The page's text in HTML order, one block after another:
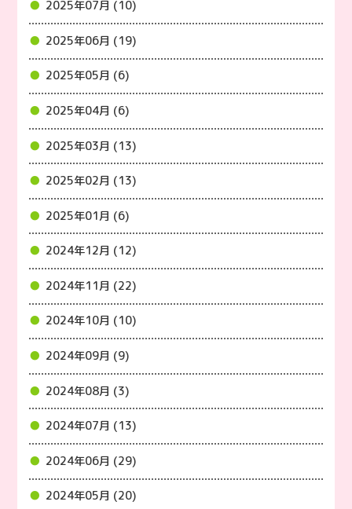
2025年07月 (10)
2025年06月 (19)
2025年05月 (6)
2025年04月 (6)
2025年03月 (13)
2025年02月 (13)
2025年01月 (6)
2024年12月 (12)
2024年11月 (22)
2024年10月 (10)
2024年09月 (9)
2024年08月 (3)
2024年07月 (13)
2024年06月 (29)
2024年05月 (20)